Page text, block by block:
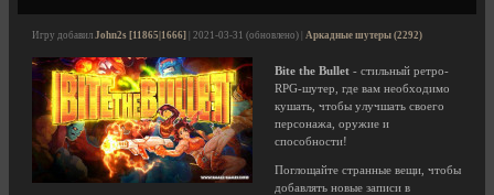
Игру добавил John2s [11865|1666] | 2021-03-31 (обновлено) | Аркадные шутеры (2292)
Bite the Bullet - стильный ретро-
RPG-шутер, где вам необходимо
кушать, чтобы улучшать своего
персонажа, оружие и
способности!
Поглощайте странные вещи, чтобы
добавлять новые записи в